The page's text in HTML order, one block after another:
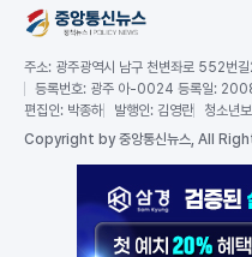
주소: 광주광역시 남구 천변좌로 552번
등록번호: 광주 아-0024 등록일:
편집인: 박종하 발행인: 김영란 청소년
Copyright by 중앙통신뉴스, All